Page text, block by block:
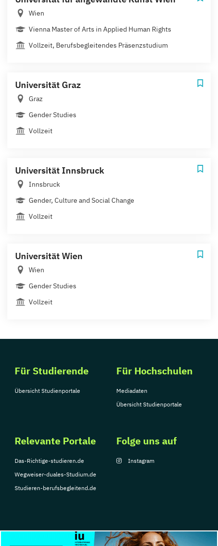
Wien
Vienna Master of Arts in Applied Human Rights
Vollzeit, Berufsbegleitendes Präsenzstudium
Universität Graz
Graz
Gender Studies
Vollzeit
Universität Innsbruck
Innsbruck
Gender, Culture and Social Change
Vollzeit
Universität Wien
Wien
Gender Studies
Vollzeit
Für Studierende
Übersicht Studienportale
Für Hochschulen
Mediadaten
Übersicht Studienportale
Relevante Portale
Das-Richtige-studieren.de
Wegweiser-duales-Studium.de
Studieren-berufsbegleitend.de
Folge uns auf
Instagram